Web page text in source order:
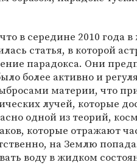
в середине 2010 года
статья, в которой
парадокса. Они
более активно и
материи, что
лучей, которые
одной из теорий,
которые отражают
на Землю
воду в жидком